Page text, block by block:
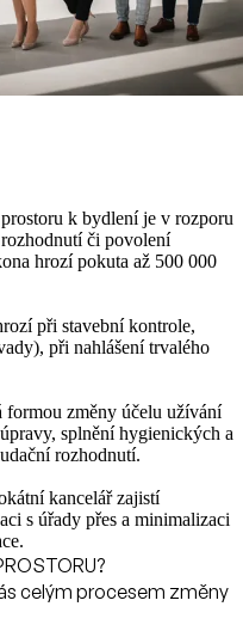
k bydlení je v rozporu
či povolení
hrozí pokuta až 500 000
při stavební kontrole,
při nahlášení trvalého
formou změny účelu užívání
splnění hygienických a
rozhodnutí.
kancelář zajistí
s úřady přes a minimalizaci
celým procesem změny